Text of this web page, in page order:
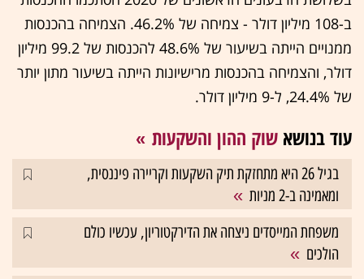
ב-108 מיליון דולר - צמיחה של 46.2%. הצמיחה בהכנסות
ממנויים הייתה בשיעור של 48.6% להכנסות של 99.2 מיליון
דולר, והצמיחה בהכנסות מרישיונות הייתה בשיעור מתון יותר
של 24.4%, ל-9 מיליון דולר.
עוד בנושא שוק ההון והשקעות
בגיל 26 היא מתחזקת תיק השקעות וקריירה פיננסית,
ומאמינה ב-2 מניות
משפחת המייסדים ניצחה את הדירקטוריון, עכשיו כולם
הולכים